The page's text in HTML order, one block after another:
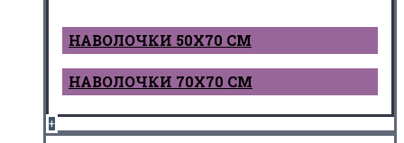
НАВОЛОЧКИ 50Х70 СМ
НАВОЛОЧКИ 70Х70 СМ
+